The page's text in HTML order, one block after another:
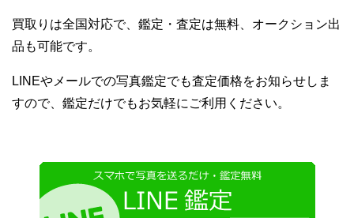
買取りは全国対応で、鑑定・査定は無料、オークション出
品も可能です。
LINEやメールでの写真鑑定でも査定価格をお知らせしま
すので、鑑定だけでもお気軽にご利用ください。